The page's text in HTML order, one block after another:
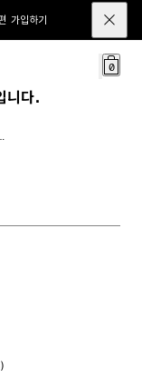
가입하기
0
니다.